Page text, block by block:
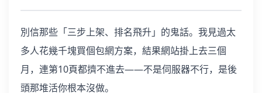
別信那些「三步上架、排名飛升」的鬼話。我見過太
多人花幾千塊買個包網方案，結果網站掛上去三個
月，連第10頁都擠不進去——不是伺服器不行，是後
頭那堆活你根本沒做。